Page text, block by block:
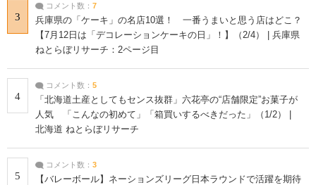
3
コメント数： 7
兵庫県の「ケーキ」の名店10選！ 一番うまいと思う店はどこ？
【7月12日は「デコレーションケーキの日」！】（2/4） | 兵庫県
ねとらぼリサーチ：2ページ目
4
コメント数： 5
「北海道土産としてもセンス抜群」六花亭の“店舗限定”お菓子が
人気 「こんなの初めて」「箱買いするべきだった」（1/2） |
北海道 ねとらぼリサーチ
5
コメント数： 3
【バレーボール】ネーションズリーグ日本ラウンドで活躍を期待